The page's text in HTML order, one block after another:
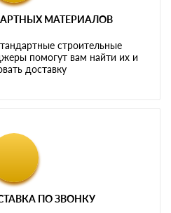
МАТЕРИАЛОВ
строительные
помогут вам найти их и
доставку
ПО ЗВОНКУ